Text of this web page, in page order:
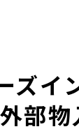
ズイ
部物